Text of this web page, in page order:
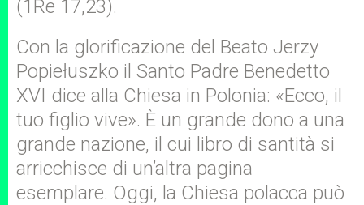
(1Re 17,23).
Con la glorificazione del Beato Jerzy
Popiełuszko il Santo Padre Benedetto
XVI dice alla Chiesa in Polonia: «Ecco, il
tuo figlio vive». È un grande dono a una
grande nazione, il cui libro di santità si
arricchisce di un’altra pagina
esemplare. Oggi, la Chiesa polacca può